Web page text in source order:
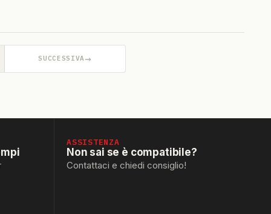
SUCCESSIVA→
ASSISTENZA
Non sai se è compatibile?
Contattaci e chiedi consiglio!